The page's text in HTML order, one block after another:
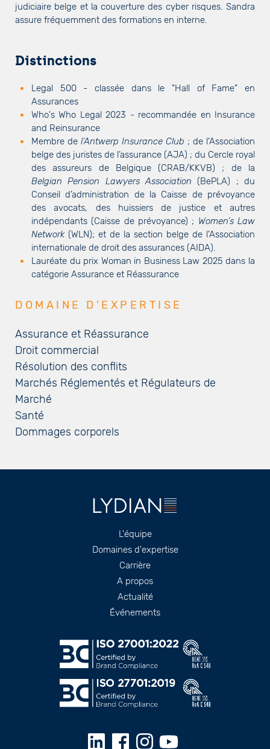
judiciaire belge et la couverture des cyber risques. Sandra
assure fréquemment des formations en interne.
Distinctions
Legal 500 - classée dans le "Hall of Fame" en
Assurances
Who's Who Legal 2023 - recommandée en Insurance
and Reinsurance
Membre de l’Antwerp Insurance Club ; de l’Association
belge des juristes de l’assurance (AJA) ; du Cercle royal
des assureurs de Belgique (CRAB/KKVB) ; de la
Belgian Pension Lawyers Association (BePLA) ; du
Conseil d’administration de la Caisse de prévoyance
des avocats, des huissiers de justice et autres
indépendants (Caisse de prévoyance) ; Women’s Law
Network(WLN); et de la section belge de l’Association
internationale de droit des assurances (AIDA).
Lauréate du prix Woman in Business Law 2025 dans la
catégorie Assurance et Réassurance
DOMAINE D’EXPERTISE
Assurance et Réassurance
Droit commercial
Résolution des conflits
Marchés Réglementés et Régulateurs de
Marché
Santé
Dommages corporels
L'équipe
Domaines d'expertise
Carrière
A propos
Actualité
Événements